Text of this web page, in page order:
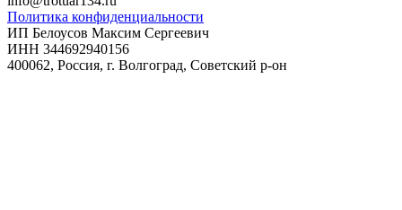
Политика конфиденциальности
ИП Белоусов Максим Сергеевич
ИНН 344692940156
400062, Россия, г. Волгоград, Советский р-он